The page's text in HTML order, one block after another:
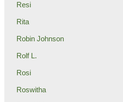
Resi
Rita
Robin Johnson
Rolf L.
Rosi
Roswitha